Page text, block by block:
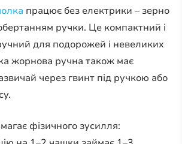
працює без електрики – зерно
ручки. Це компактний і
для подорожей і невеликих
жорнова ручна також має
через гвинт під ручкою або
фізичного зусилля: